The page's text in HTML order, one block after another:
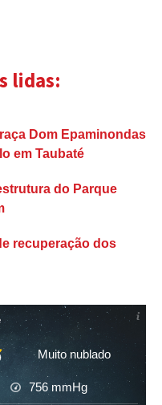
lidas:
Dom Epaminondas
em Taubaté
do Parque
recuperação dos
Muito nublado
756 mmHg